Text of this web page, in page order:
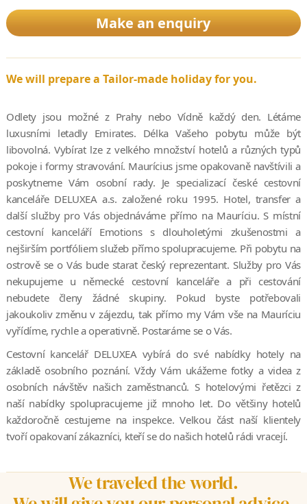
Make an enquiry
We will prepare a Tailor-made holiday for you.
Odlety jsou možné z Prahy nebo Vídně každý den. Létáme
luxusními letadly Emirates. Délka Vašeho pobytu může být
libovolná. Vybírat lze z velkého množství hotelů a různých typů
pokoje i formy stravování. Maurícius jsme opakovaně navštívili a
poskytneme Vám osobní rady. Je specializací české cestovní
kanceláře DELUXEA a.s. založené roku 1995. Hotel, transfer a
další služby pro Vás objednáváme přímo na Mauríciu. S místní
cestovní kanceláří Emotions s dlouholetými zkušenostmi a
nejširším portfóliem služeb přímo spolupracujeme. Při pobytu na
ostrově se o Vás bude starat český reprezentant. Služby pro Vás
nekupujeme u německé cestovní kanceláře a při cestování
nebudete členy žádné skupiny. Pokud byste potřebovali
jakoukoliv změnu v zájezdu, tak přímo my Vám vše na Mauríciu
vyřídíme, rychle a operativně. Postaráme se o Vás.
Cestovní kancelář DELUXEA vybírá do své nabídky hotely na
základě osobního poznání. Vždy Vám ukážeme fotky a videa z
osobních návštěv našich zaměstnanců. S hotelovými řetězci z
naší nabídky spolupracujeme již mnoho let. Do většiny hotelů
každoročně cestujeme na inspekce. Velkou část naší klientely
tvoří opakovaní zákazníci, kteří se do našich hotelů rádi vracejí.
We traveled the world.